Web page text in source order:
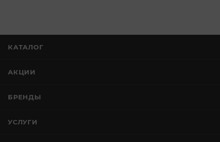
КАТАЛОГ
АКЦИИ
БРЕНДЫ
УСЛУГИ